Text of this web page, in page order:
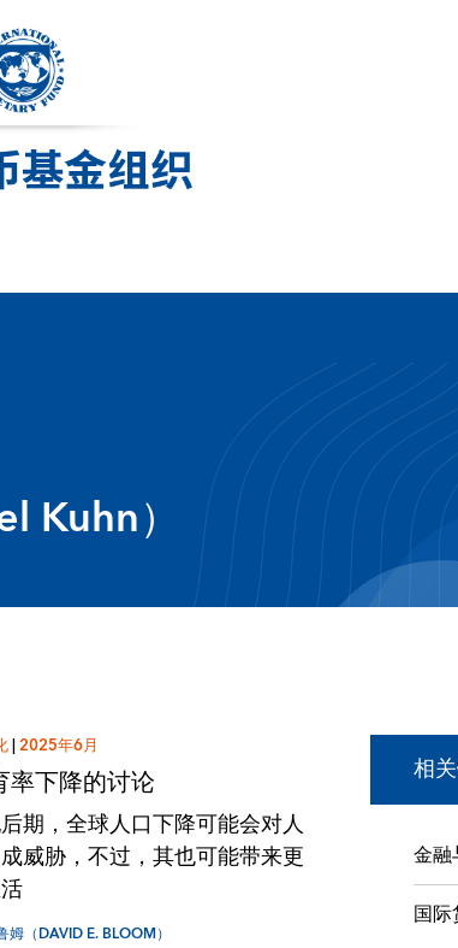
Kuhn）
|2025年6月
率下降的讨论
期，全球人口下降可能会对人
威胁，不过，其也可能带来更
姆（DAVID E. BLOOM）
相
金融
国